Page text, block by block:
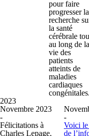
pour faire
progresser la
recherche
la santé
cérébrale
au long de la
vie des
patients
atteints de
maladies
cardiaques
congénitales.
2023
Novembre 2023
-
Félicitations à
Charles Lepage,
-
Voici le
de